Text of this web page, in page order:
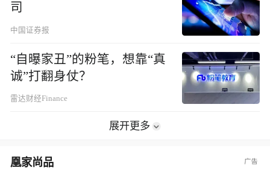
司
中国证券报
“自曝家丑”的粉笔，想靠“真
诚”打翻身仗？
雷达财经Finance
展开更多
凰家尚品